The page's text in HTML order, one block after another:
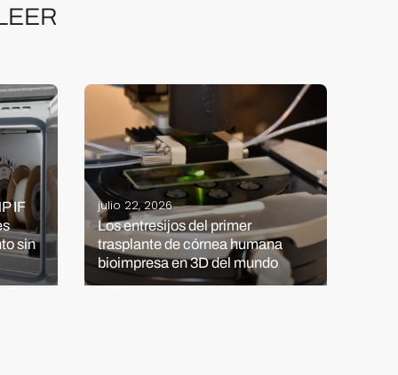
IF
sin
julio 22, 2026
Los entresijos del primer
trasplante de córnea humana
bioimpresa en 3D del mundo